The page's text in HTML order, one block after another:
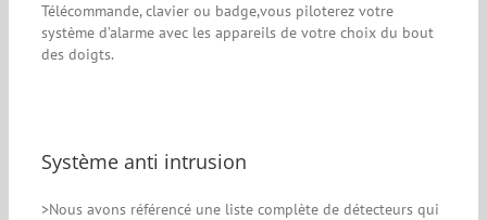
Télécommande, clavier ou badge,vous piloterez votre
système d’alarme avec les appareils de votre choix du bout
des doigts.
Système anti intrusion
>Nous avons référencé une liste complète de détecteurs qui